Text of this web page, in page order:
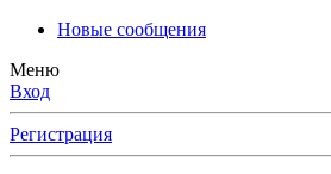
Новые сообщения
Меню
Вход
Регистрация